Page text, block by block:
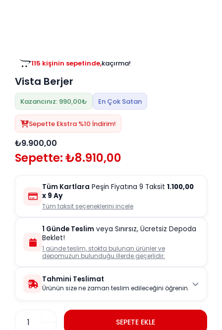
115 kişinin sepetinde,kaçırma!
Vista Berjer
Kazancınız: 990,00₺ En Çok Satan
Sepette Ekstra %10 İndirim!
₺9.900,00
Sepette: ₺8.910,00
Tüm Kartlara Peşin Fiyatına 9 Taksit 1.100,00
x 9 Ay
Tüm taksit seçeneklerini incele
1 Günde Teslim veya Sınırsız, Ücretsiz Depoda
Beklet!
1 günde teslim, stokta bulunan ürünler ve
depomuzun bulunduğu illerde geçerlidir.
Tahmini Teslimat
Ürünün size ne zaman teslim edileceğini öğrenin.
SEPETE EKLE